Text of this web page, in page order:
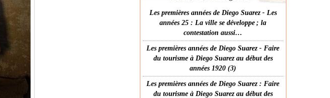
Les premières années de Diego Suarez - Les
années 25 : La ville se développe ; la
contestation aussi…
Les premières années de Diego Suarez - Faire
du tourisme à Diego Suarez au début des
années 1920 (3)
Les premières années de Diego Suarez : Faire
du tourisme à Diego Suarez au début des